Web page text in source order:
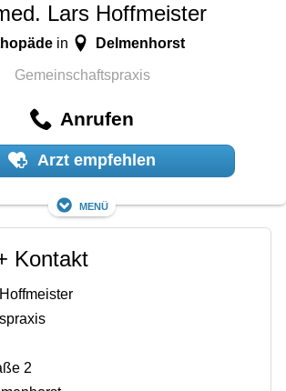
Lars Hoffmeister
in Delmenhorst
Gemeinschaftspraxis
Anrufen
Arzt empfehlen
Menü
Kontakt
2